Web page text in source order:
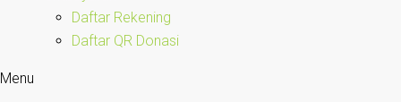
Daftar Rekening
Daftar QR Donasi
Menu